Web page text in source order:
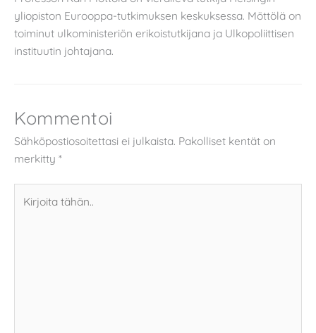
yliopiston Eurooppa-tutkimuksen keskuksessa. Möttölä on
toiminut ulkoministeriön erikoistutkijana ja Ulkopoliittisen
instituutin johtajana.
Kommentoi
Sähköpostiosoitettasi ei julkaista. Pakolliset kentät on
merkitty *
tähän..